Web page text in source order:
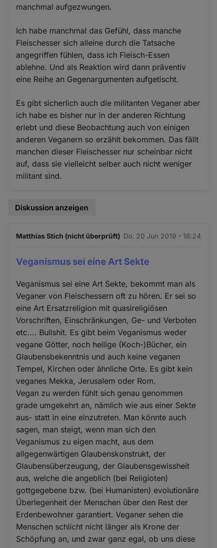
manchmal aufgezwungen.
Ich habe manchmal das Gefühl, dass manche
Fleischesser sich alleine durch die Tatsache
angegriffen fühlen, dass ich Fleisch-Essen
ablehne. Und als Reaktion wird dann präventiv
eine Reihe an Gegenargumenten aufgetischt.
Es gibt sicherlich auch die militanten Veganer aber
ich habe es bisher nur in der anderen Richtung
erlebt und diese Beobachtung auch von einigen
anderen Veganern so erzählt bekommen. Das fällt
manchen dieser Fleischesser nur scheinbar nicht
auf, dass sie vielleicht selber auch nicht weniger
militant sind.
Diskussion anzeigen
Matthias Stich (nicht überprüft) Do. 20 Jun 2019 - 18:24
Veganismus sei eine Art Sekte
Veganismus sei eine Art Sekte, bekommt man als
Veganer von Fleischessern oft zu hören. Er sei so
eine Art Ersatzreligion mit quasireligiösen
Vorschriften, Einschränkungen, Ge- und Verboten
etc.... Bullshit. Es gibt beim Veganismus weder
vegane Götter, noch heilige (Koch-)Bücher, ein
Glaubensbekenntnis und auch keine veganen
Tempel, Kirchen oder ähnliche Orte. Es gibt kein
veganes Mekka, Jerusalem oder Rom.
Vegan zu werden fühlt sich genau genommen
grade umgekehrt an, nämlich wie aus einer Sekte
aus- statt in eine einzutreten. Man könnte auch
sagen, man steigt, wenn man sich den
Veganismus zu eigen macht, aus dem
allgegenwärtigen Glaubenskonstrukt, der
Glaubensüberzeugung, der Glaubensgewissheit
aus, welche die angeblich (bei Religioten)
gottgegebene bzw. (bei Humanisten) evolutionäre
Überlegenheit der Menschen über den Rest der
Erdenbewohner garantiert. Veganer sehen die
Menschen schlicht nicht länger als Krone der
Schöpfung an, und zwar ganz egal, ob uns diese